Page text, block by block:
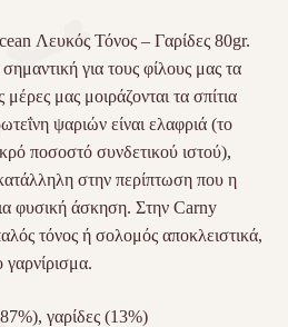
Λευκός Τόνος – Γαρίδες 80gr.
για τους φίλους μας τα
μέρες μας μοιράζονται τα σπίτια
ψαριών είναι ελαφριά (το
ποσοστό συνδετικού ιστού),
κατάλληλη στην περίπτωση που η
φυσική άσκηση. Στην Carny
τόνος ή σολομός αποκλειστικά,
γαρίδες (13%)